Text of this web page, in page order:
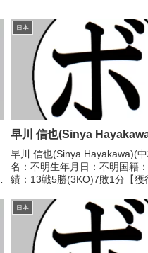
日本
早川 信也(Sinya
早川 信也(Sinya Hayakawa)(
名：不明生年月日：不明国籍
績：13戦5勝(3KO)7敗1分【獲
【戦歴】1961/11/25 ○3RKO
男(革新)1961/12...
日本